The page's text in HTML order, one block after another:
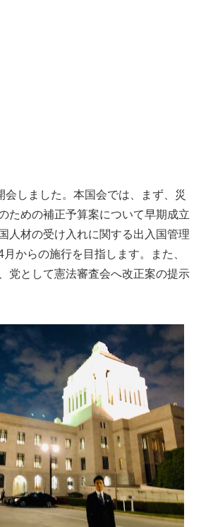
会しました。本国会では、まず、災
ための補正予算案について早期成立
人材の受け入れに関する出入国管理
からの施行を目指します。また、
党として憲法審査会へ改正案の提示